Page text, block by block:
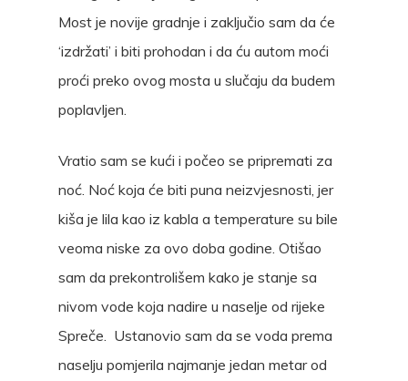
Most je novije gradnje i zaključio sam da će
‘izdržati’ i biti prohodan i da ću autom moći
proći preko ovog mosta u slučaju da budem
poplavljen.
Vratio sam se kući i počeo se pripremati za
noć. Noć koja će biti puna neizvjesnosti, jer
kiša je lila kao iz kabla a temperature su bile
veoma niske za ovo doba godine. Otišao
sam da prekontrolišem kako je stanje sa
nivom vode koja nadire u naselje od rijeke
Spreče. Ustanovio sam da se voda prema
naselju pomjerila najmanje jedan metar od